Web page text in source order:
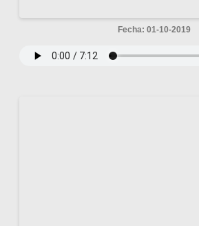
Fecha: 01-10-2019